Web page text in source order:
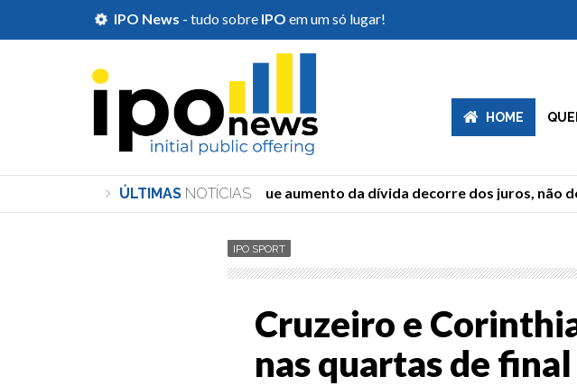
IPO News - tudo sobre IPO em um só lugar!
HOME
ÚLTIMAS NOTÍCIAS
Durigan diz que aumento da dívida decorre dos juros, não
IPO SPORT
Cruzeiro e
nas quartas de